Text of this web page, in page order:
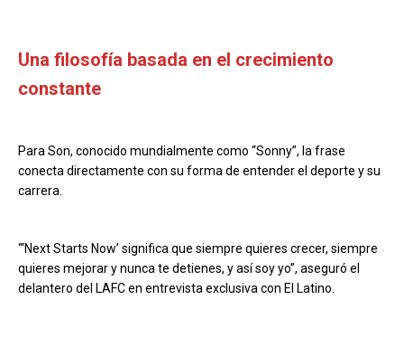
Una filosofía basada en el crecimiento
constante
Para Son, conocido mundialmente como “Sonny”, la frase
conecta directamente con su forma de entender el deporte y su
carrera.
“‘Next Starts Now’ significa que siempre quieres crecer, siempre
quieres mejorar y nunca te detienes, y así soy yo”, aseguró el
delantero del LAFC en entrevista exclusiva con El Latino.